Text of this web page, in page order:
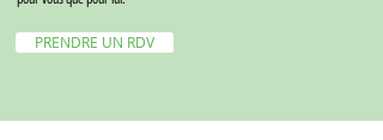
PRENDRE UN RDV